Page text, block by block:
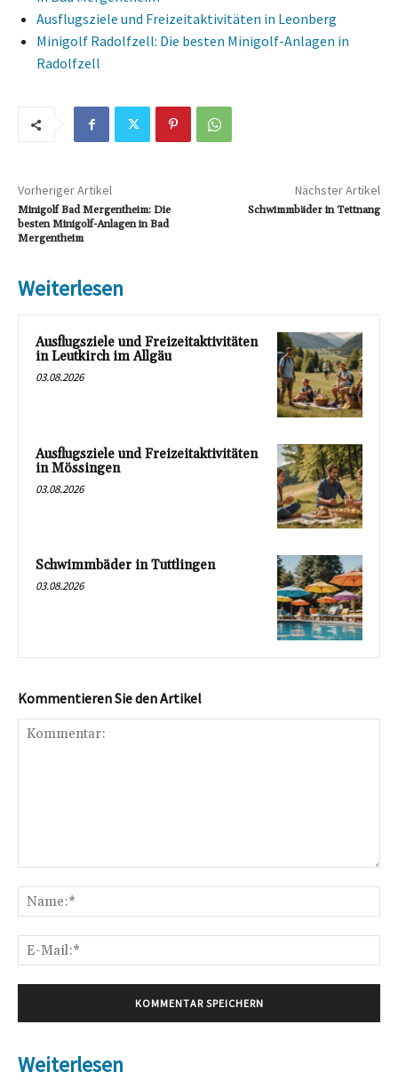
Ausflugsziele und Freizeitaktivitäten in Leonberg
Minigolf Radolfzell: Die besten Minigolf-Anlagen in
Radolfzell
Vorheriger Artikel
Minigolf Bad Mergentheim: Die
besten Minigolf-Anlagen in Bad
Mergentheim
Nächster Artikel
Schwimmbäder in Tettnang
Weiterlesen
Ausflugsziele und Freizeitaktivitäten
in Leutkirch im Allgäu
03.08.2026
Ausflugsziele und Freizeitaktivitäten
in Mössingen
03.08.2026
Schwimmbäder in Tuttlingen
03.08.2026
Kommentieren Sie den Artikel
Weiterlesen